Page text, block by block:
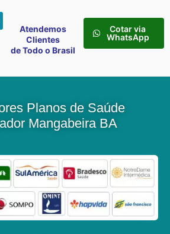
Atendemos
Clientes
de Todo o Brasil
Cotar via
WhatsApp
Planos de Saúde
Mangabeira BA